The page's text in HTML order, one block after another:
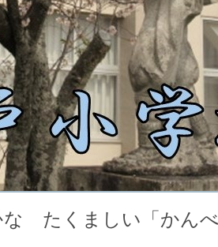
い「かんべっ